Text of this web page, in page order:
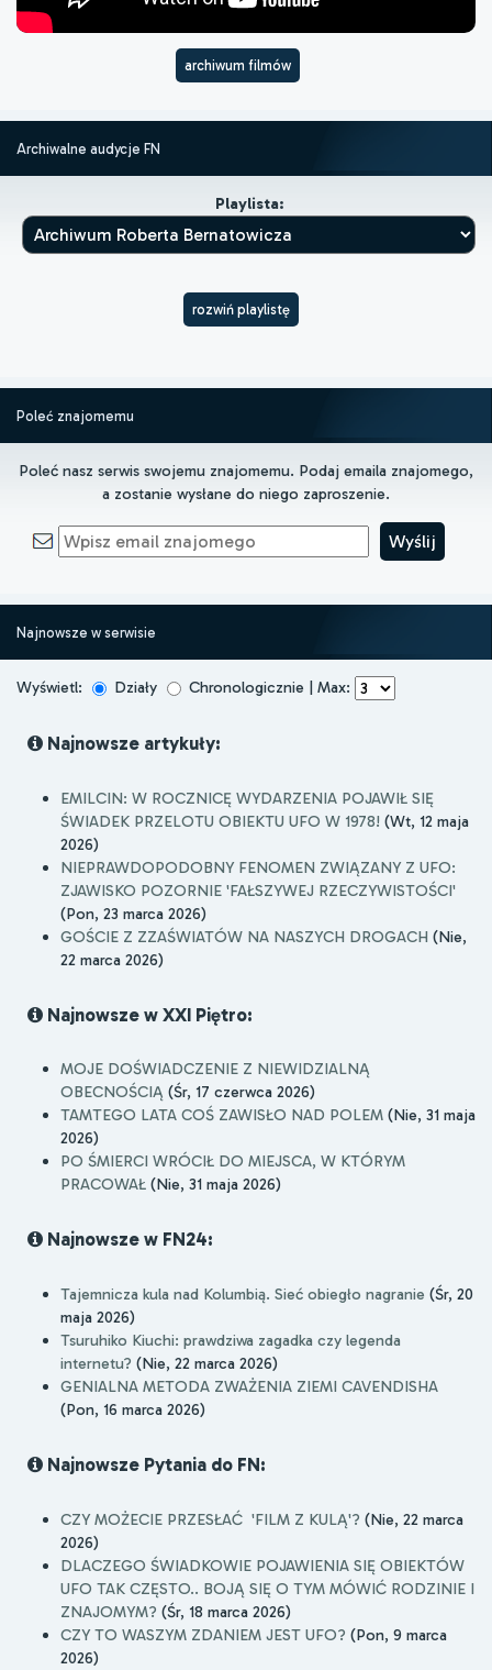
archiwum filmów
Archiwalne audycje FN
Playlista:
rozwiń playlistę
Poleć znajomemu
Poleć nasz serwis swojemu znajomemu. Podaj emaila znajomego,
a zostanie wysłane do niego zaproszenie.
Najnowsze w serwisie
Wyświetl: Działy Chronologicznie | Max:
Najnowsze artykuły:
EMILCIN: W ROCZNICĘ WYDARZENIA POJAWIŁ SIĘ
ŚWIADEK PRZELOTU OBIEKTU UFO W 1978! (Wt, 12 maja
2026)
NIEPRAWDOPODOBNY FENOMEN ZWIĄZANY Z UFO:
ZJAWISKO POZORNIE 'FAŁSZYWEJ RZECZYWISTOŚCI'
(Pon, 23 marca 2026)
GOŚCIE Z ZZAŚWIATÓW NA NASZYCH DROGACH (Nie,
22 marca 2026)
Najnowsze w XXI Piętro:
MOJE DOŚWIADCZENIE Z NIEWIDZIALNĄ
OBECNOŚCIĄ (Śr, 17 czerwca 2026)
TAMTEGO LATA COŚ ZAWISŁO NAD POLEM (Nie, 31 maja
2026)
PO ŚMIERCI WRÓCIŁ DO MIEJSCA, W KTÓRYM
PRACOWAŁ (Nie, 31 maja 2026)
Najnowsze w FN24:
Tajemnicza kula nad Kolumbią. Sieć obiegło nagranie (Śr, 20
maja 2026)
Tsuruhiko Kiuchi: prawdziwa zagadka czy legenda
internetu? (Nie, 22 marca 2026)
GENIALNA METODA ZWAŻENIA ZIEMI CAVENDISHA
(Pon, 16 marca 2026)
Najnowsze Pytania do FN:
CZY MOŻECIE PRZESŁAĆ 'FILM Z KULĄ'? (Nie, 22 marca
2026)
DLACZEGO ŚWIADKOWIE POJAWIENIA SIĘ OBIEKTÓW
UFO TAK CZĘSTO.. BOJĄ SIĘ O TYM MÓWIĆ RODZINIE I
ZNAJOMYM? (Śr, 18 marca 2026)
CZY TO WASZYM ZDANIEM JEST UFO? (Pon, 9 marca
2026)